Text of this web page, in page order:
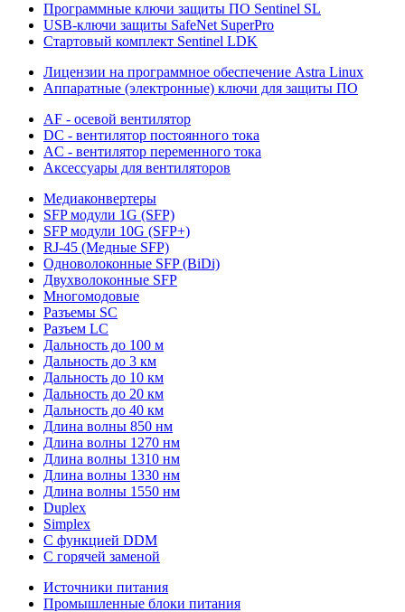
Программные ключи защиты ПО Sentinel SL
USB-ключи защиты SafeNet SuperPro
Стартовый комплект Sentinel LDK
Лицензии на программное обеспечение Astra Linux
Аппаратные (электронные) ключи для защиты ПО
AF - осевой вентилятор
DC - вентилятор постоянного тока
AC - вентилятор переменного тока
Аксессуары для вентиляторов
Медиаконвертеры
SFP модули 1G (SFP)
SFP модули 10G (SFP+)
RJ-45 (Медные SFP)
Одноволоконные SFP (BiDi)
Двухволоконные SFP
Многомодовые
Разъемы SC
Разъем LC
Дальность до 100 м
Дальность до 3 км
Дальность до 10 км
Дальность до 20 км
Дальность до 40 км
Длина волны 850 нм
Длина волны 1270 нм
Длина волны 1310 нм
Длина волны 1330 нм
Длина волны 1550 нм
Duplex
Simplex
С функцией DDM
С горячей заменой
Источники питания
Промышленные блоки питания